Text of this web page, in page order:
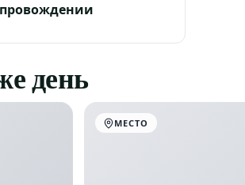
день
МЕСТО